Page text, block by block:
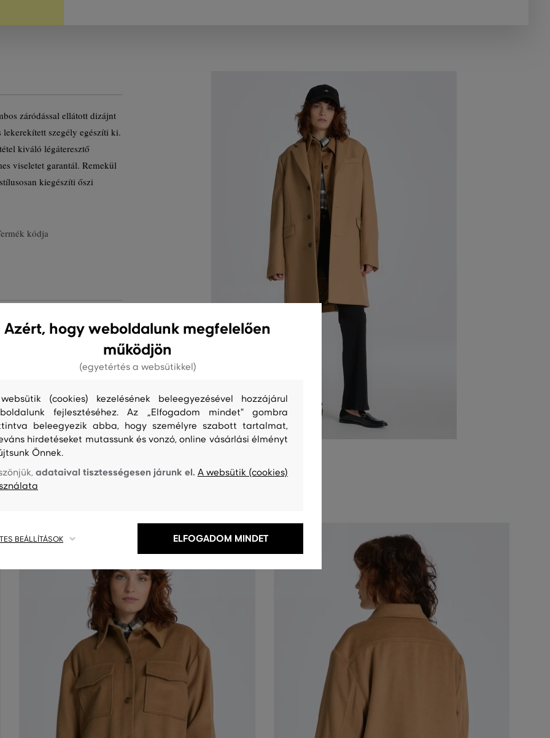
záródással ellátott dizájnt
szegély egészíti ki.
kiváló légáteresztő
viseletet garantál. Remekül
kiegészíti őszi
kódja
TISZTÍTÁS
Azért, hogy weboldalunk megfelelően
működjön
(egyetértés a websütikkel)
(cookies) kezelésének beleegyezésével hozzájárul
fejlesztéséhez. Az „Elfogadom mindet" gombra
beleegyezik abba, hogy személyre szabott tartalmat,
hirdetéseket mutassunk és vonzó, online vásárlási élményt
Önnek.
adataival tisztességesen járunk el. A websütik (cookies)
BEÁLLÍTÁSOK ELFOGADOM MINDET